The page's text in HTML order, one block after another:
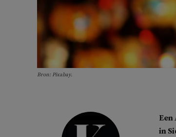
Bron: Pixabay.
in